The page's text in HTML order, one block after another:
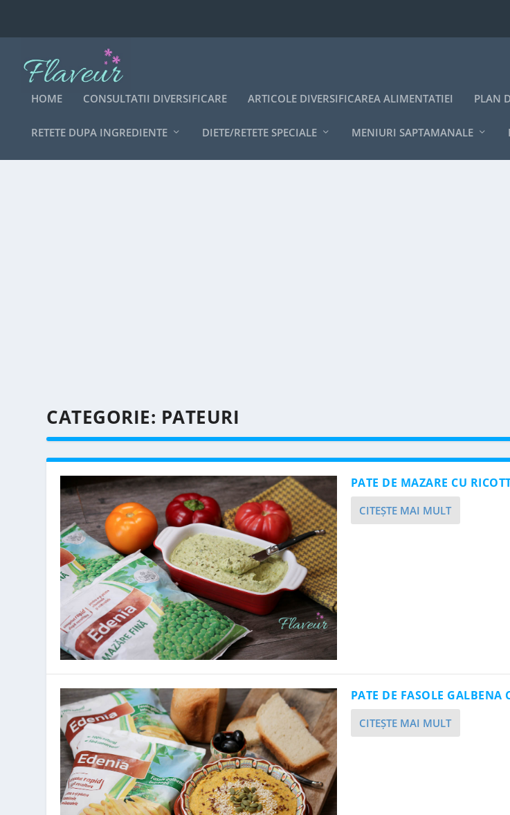
HOME CONSULTATII DIVERSIFICARE ARTICOLE DIVERSIFICAREA ALIMENTATIEI PLAN
RETETE DUPA INGREDIENTE DIETE/RETETE SPECIALE MENIURI SAPTAMANALE
CATEGORIE: PATEURI
PATE DE MAZARE CU
CITEŞTE MAI MULT
PATE DE FASOLE GALBENA
CITEŞTE MAI MULT